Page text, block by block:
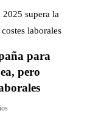
para
pero